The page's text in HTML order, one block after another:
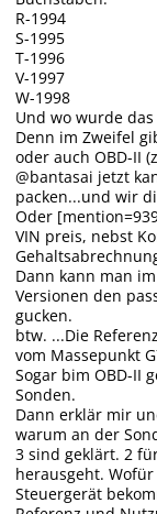
R-1994
S-1995
T-1996
V-1997
W-1998
Und wo wurde
Denn im Zweifel
oder auch OBD-II
@bantasai jetzt
packen...und wir
Oder
VIN preis, nebst
Dann kann man
Versionen den
gucken.
btw. ...Die
vom Massepunkt
Sogar bim OBD-II
Sonden.
Dann erklär mir
warum an der
3 sind geklärt. 2
herausgeht. Wofür
Steuergerät